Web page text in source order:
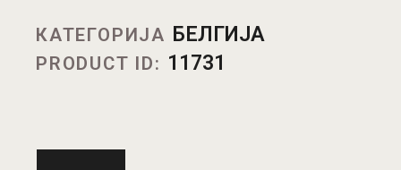
КАТЕГОРИЈА БЕЛГИЈА
PRODUCT ID: 11731